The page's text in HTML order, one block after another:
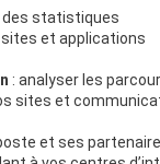
des statistiques
et applications
: analyser les
sites et
et ses